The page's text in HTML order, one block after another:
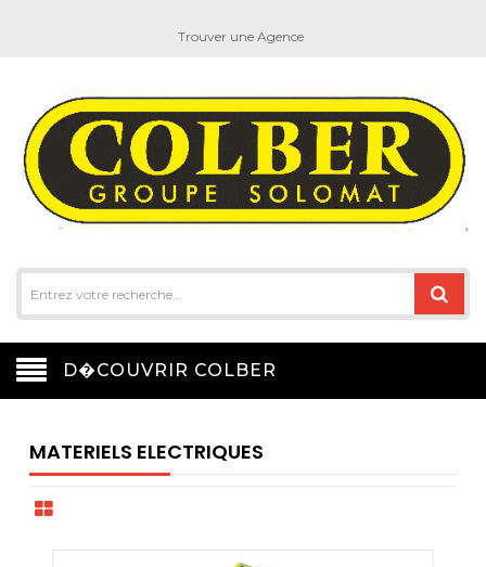
Trouver une Agence
D�COUVRIR COLBER
MATERIELS ELECTRIQUES